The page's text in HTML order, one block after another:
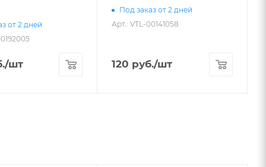
от 2 дней
/шт
Под заказ от 2 дней
Арт.: VTL-00141058
120 руб./шт